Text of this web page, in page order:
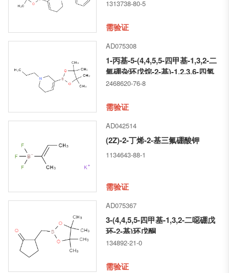
1313738-80-5
需验证
AD075308
1-丙基-5-(4,4,5,5-四甲基-1,3,2-二
氧硼杂环戊烷-2-基)-1,2,3,6-四氢
吡啶
2468620-76-8
需验证
AD042514
(2Z)-2-丁烯-2-基三氟硼酸钾
1134643-88-1
需验证
AD075367
3-(4,4,5,5-四甲基-1,3,2-二噁硼戊
环-2-基)环戊酮
134892-21-0
需验证